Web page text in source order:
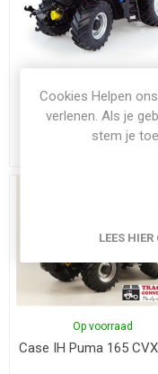
Case IH Maxxum 145
2017
Op voorraad
Case IH Puma 165
Cookies Helpen
verlenen. Als je
stem je
LEES